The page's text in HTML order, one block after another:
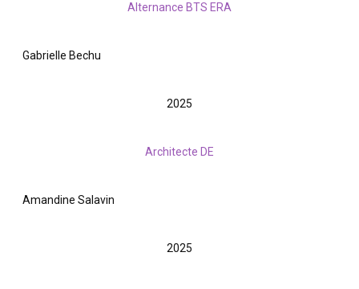
Alternance BTS ERA
Gabrielle Bechu
2025
Architecte DE
Amandine Salavin
2025